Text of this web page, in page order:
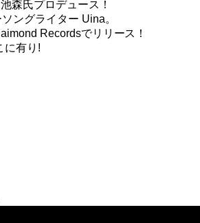
森氏プロデュース！
ングライター Uina。
Recordsでリリース！
に有り!